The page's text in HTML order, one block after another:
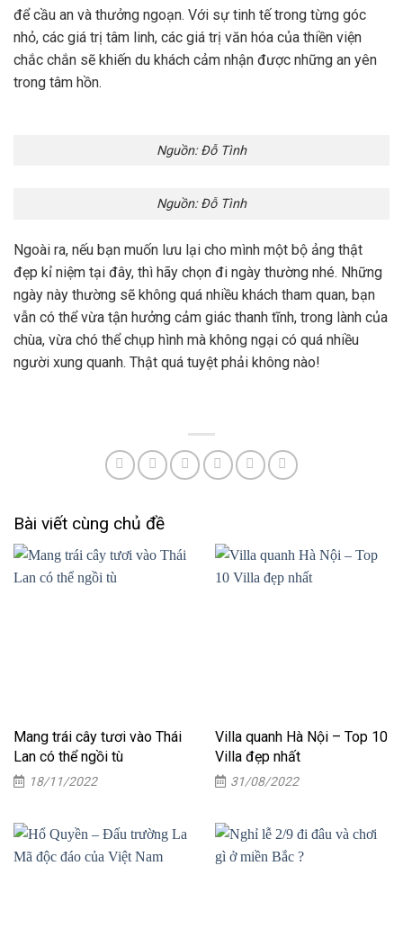
để cầu an và thưởng ngoạn. Với sự tinh tế trong từng góc
nhỏ, các giá trị tâm linh, các giá trị văn hóa của thiền viện
chắc chắn sẽ khiến du khách cảm nhận được những an yên
trong tâm hồn.
Nguồn: Đỗ Tình
Nguồn: Đỗ Tình
Ngoài ra, nếu bạn muốn lưu lại cho mình một bộ ảng thật
đẹp kỉ niệm tại đây, thì hãy chọn đi ngày thường nhé. Những
ngày này thường sẽ không quá nhiều khách tham quan, bạn
vẫn có thể vừa tận hưởng cảm giác thanh tĩnh, trong lành của
chùa, vừa chó thể chụp hình mà không ngại có quá nhiều
người xung quanh. Thật quá tuyệt phải không nào!
Bài viết cùng chủ đề
Mang trái cây tươi vào Thái
Lan có thể ngồi tù
18/11/2022
Villa quanh Hà Nội – Top 10
Villa đẹp nhất
31/08/2022